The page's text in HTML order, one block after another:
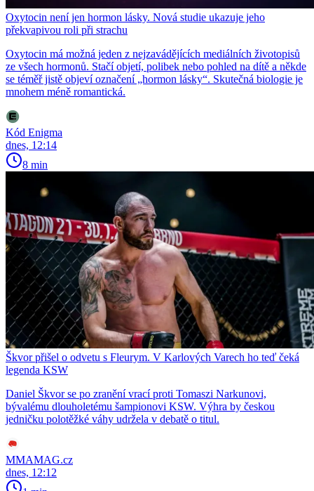
Oxytocin není jen hormon lásky. Nová studie ukazuje jeho
překvapivou roli při strachu
Oxytocin má možná jeden z nejzavádějících mediálních životopisů
ze všech hormonů. Stačí objetí, polibek nebo pohled na dítě a někde
se téměř jistě objeví označení „hormon lásky“. Skutečná biologie je
mnohem méně romantická.
Kód Enigma
dnes, 12:14
8 min
Škvor přišel o odvetu s Fleurym. V Karlových Varech ho teď čeká
legenda KSW
Daniel Škvor se po zranění vrací proti Tomaszi Narkunovi,
bývalému dlouholetému šampionovi KSW. Výhra by českou
jedničku polotěžké váhy udržela v debatě o titul.
MMAMAG.cz
dnes, 12:12